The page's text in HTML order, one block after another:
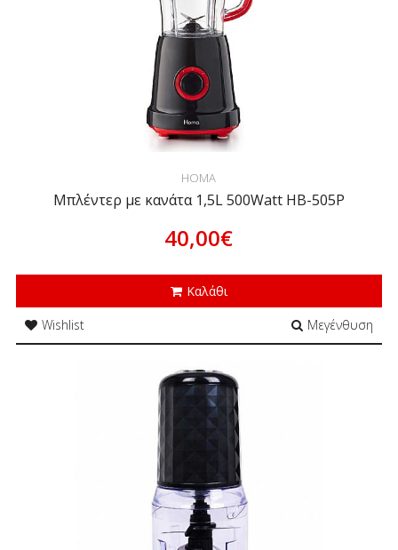
HOMA
Μπλέντερ με κανάτα 1,5L 500Watt HB-505P
40,00€
Καλάθι
Wishlist
Μεγένθυση